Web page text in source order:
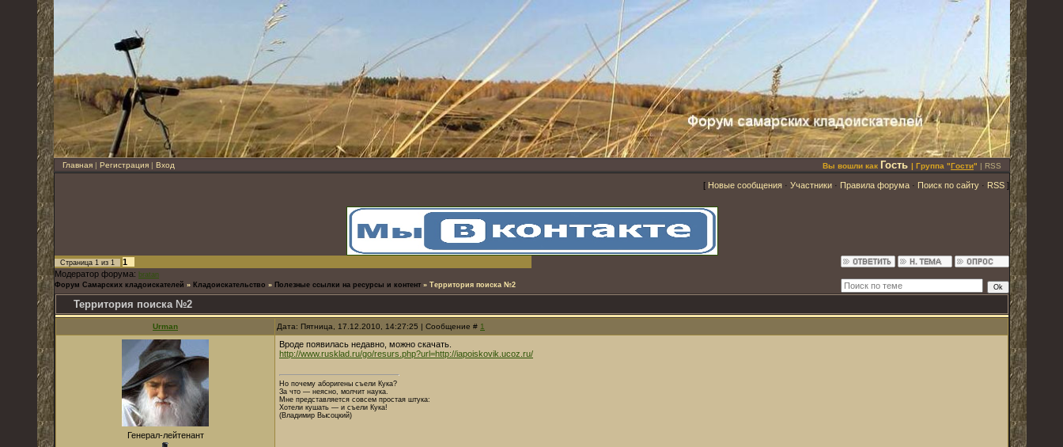
Главная | Регистрация | Вход Вы вошли как Гость | Группа "Гости" | RSS
[ Новые сообщения · Участники · Правила форума · Поиск по сайту · RSS ]
Страница 1 из 1
1
Модератор форума: bratan
Форум Самарских кладоискателей » Кладоискательство » Полезные ссылки на ресурсы и контент » Территория поиска №2
Территория поиска №2
Urman Дата: Пятница, 17.12.2010, 14:27:25 | Сообщение # 1
Генерал-лейтенант
Вроде появилась недавно, можно скачать.
http://www.rusklad.ru/go/resurs.php?url=http://iapoiskovik.ucoz.ru/
Но почему аборигены съели Кука?
За что — неясно, молчит наука.
Мне представляется совсем простая штука:
Хотели кушать — и съели Кука!
(Владимир Высоцкий)